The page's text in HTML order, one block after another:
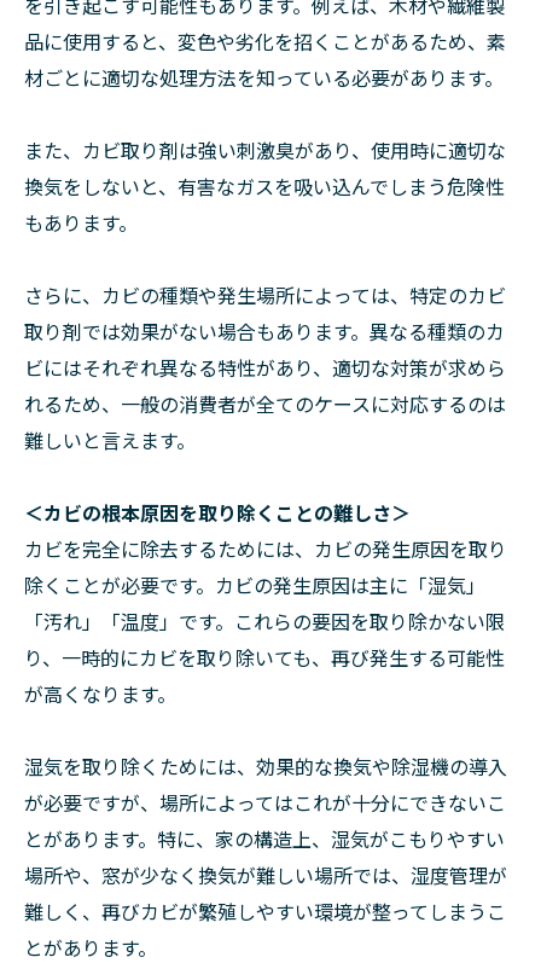
品に使用すると、変色や劣化を招くことがあるため、素
材ごとに適切な処理方法を知っている必要があります。
また、カビ取り剤は強い刺激臭があり、使用時に適切な
換気をしないと、有害なガスを吸い込んでしまう危険性
もあります。
さらに、カビの種類や発生場所によっては、特定のカビ
取り剤では効果がない場合もあります。異なる種類のカ
ビにはそれぞれ異なる特性があり、適切な対策が求めら
れるため、一般の消費者が全てのケースに対応するのは
難しいと言えます。
＜カビの根本原因を取り除くことの難しさ＞
カビを完全に除去するためには、カビの発生原因を取り
除くことが必要です。カビの発生原因は主に「湿気」
「汚れ」「温度」です。これらの要因を取り除かない限
り、一時的にカビを取り除いても、再び発生する可能性
が高くなります。
湿気を取り除くためには、効果的な換気や除湿機の導入
が必要ですが、場所によってはこれが十分にできないこ
とがあります。特に、家の構造上、湿気がこもりやすい
場所や、窓が少なく換気が難しい場所では、湿度管理が
難しく、再びカビが繁殖しやすい環境が整ってしまうこ
とがあります。